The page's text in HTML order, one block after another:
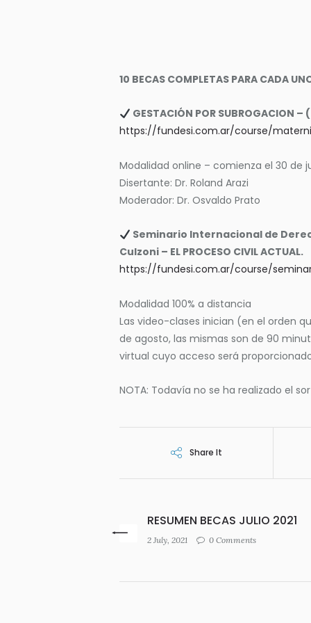
10 BECAS COMPLETAS PARA CADA
GESTACIÓN POR
https://fundesi.com.ar/course/
Modalidad online – comienza el 30 de
Disertante: Dr. Roland Arazi
Moderador: Dr. Osvaldo Prato
Seminario Internacional de
Culzoni – EL PROCESO CIVIL ACTUAL.
https://fundesi.com.ar/course/
Modalidad 100% a distancia
Las video-clases inician (en el orden
de agosto, las mismas son de 90
virtual cuyo acceso será proporcionado
NOTA: Todavía no se ha realizado el
Share It
RESUMEN BECAS JULIO 2021
2 July, 2021 0 Comments